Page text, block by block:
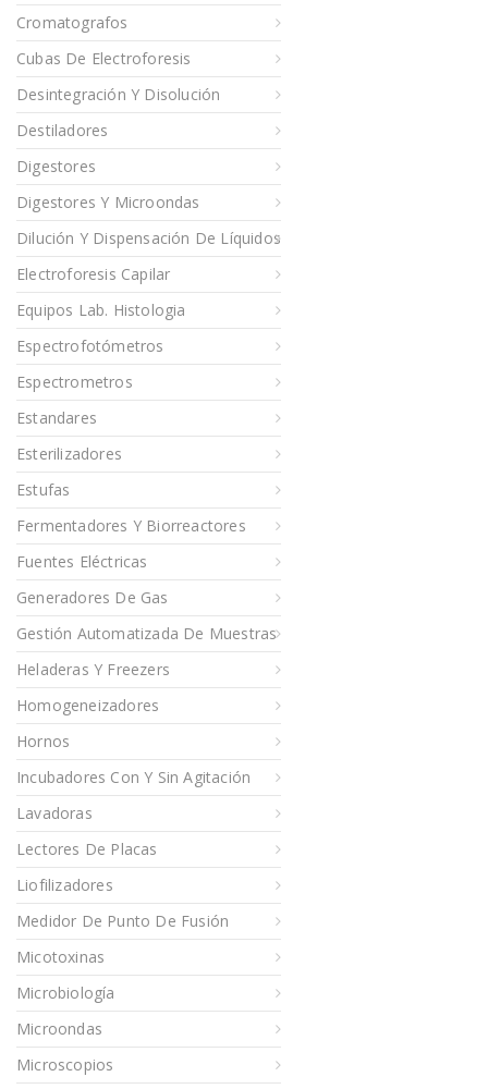
Cromatografos
Cubas De Electroforesis
Desintegración Y Disolución
Destiladores
Digestores
Digestores Y Microondas
Dilución Y Dispensación De Líquidos
Electroforesis Capilar
Equipos Lab. Histologia
Espectrofotómetros
Espectrometros
Estandares
Esterilizadores
Estufas
Fermentadores Y Biorreactores
Fuentes Eléctricas
Generadores De Gas
Gestión Automatizada De Muestras
Heladeras Y Freezers
Homogeneizadores
Hornos
Incubadores Con Y Sin Agitación
Lavadoras
Lectores De Placas
Liofilizadores
Medidor De Punto De Fusión
Micotoxinas
Microbiología
Microondas
Microscopios